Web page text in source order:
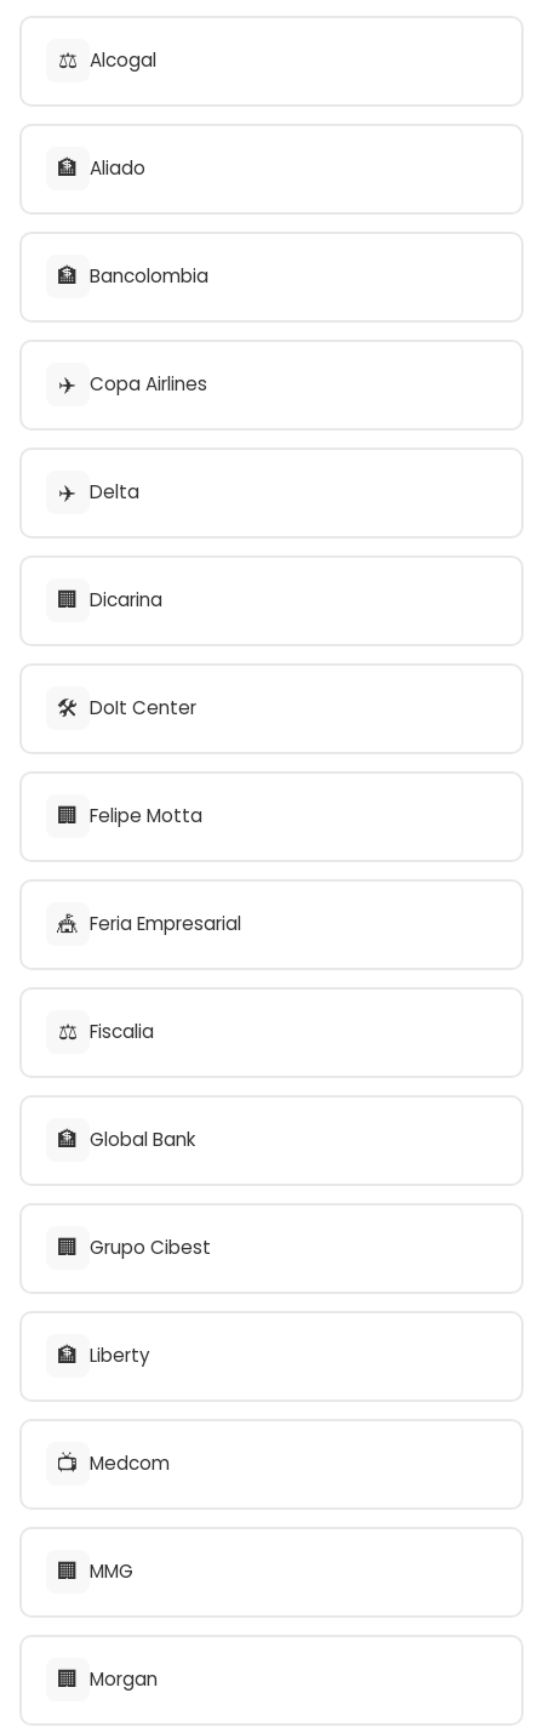
⚖️ Alcogal
🏦 Aliado
🏦 Bancolombia
✈️ Copa Airlines
✈️ Delta
🏢 Dicarina
🛠️ DoIt Center
🏢 Felipe Motta
🎪 Feria Empresarial
⚖️ Fiscalia
🏦 Global Bank
🏢 Grupo Cibest
🏦 Liberty
📺 Medcom
🏢 MMG
🏢 Morgan